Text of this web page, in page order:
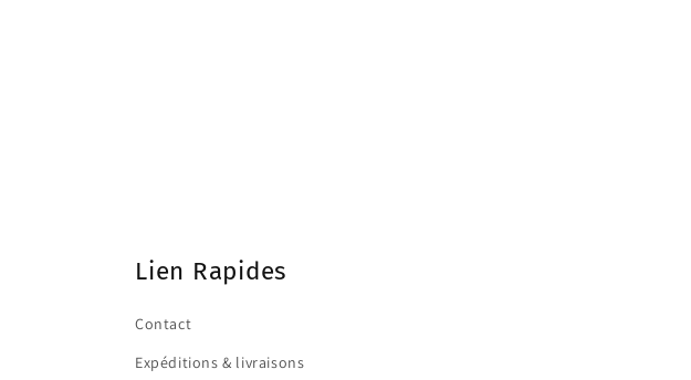
Lien Rapides
Contact
Expéditions & livraisons